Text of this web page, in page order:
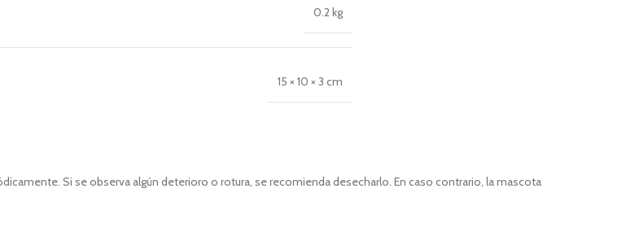
0.2 kg
15 × 10 × 3 cm
Si se observa algún deterioro o rotura, se recomienda desecharlo. En caso contrario, la mascota